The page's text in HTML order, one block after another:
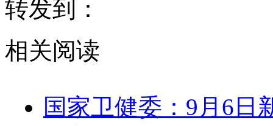
转发到：
相关阅读
国家卫健委：9月6日